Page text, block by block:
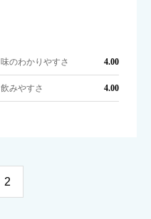
味のわかりやすさ 4.00
飲みやすさ 4.00
2